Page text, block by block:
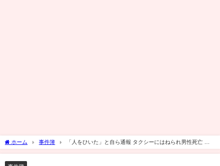
ホーム 事件簿
「人をひいた」と自ら通報 タクシーにはねられ男性死亡 運
転手を逮捕 申し訳なかったと容疑認める #shorts